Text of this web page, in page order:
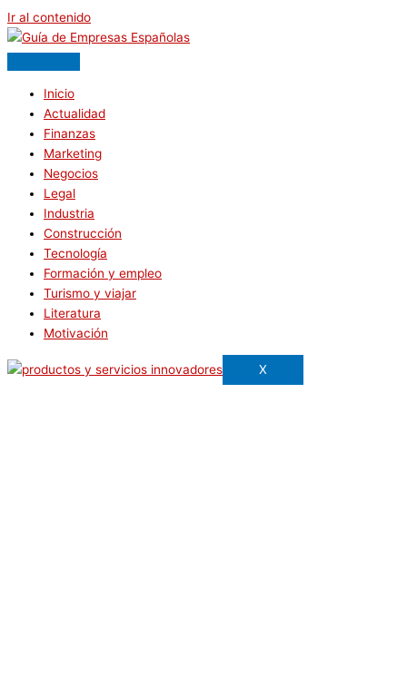
Ir al contenido
Inicio
Actualidad
Finanzas
Marketing
Negocios
Legal
Industria
Construcción
Tecnología
Formación y empleo
Turismo y viajar
Literatura
Motivación
X